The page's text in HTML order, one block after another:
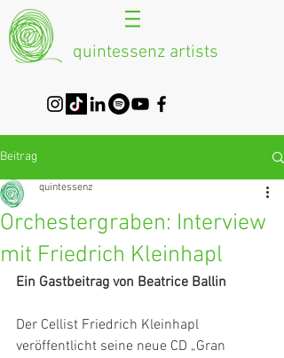
quintessenz artists
Beitrag
Orchestergraben: Interview
mit Friedrich Kleinhapl
quintessenz
Ein Gastbeitrag von Beatrice Ballin
Der Cellist Friedrich Kleinhapl
veröffentlicht seine neue CD „Gran